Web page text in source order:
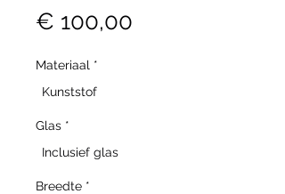
€ 100,00
Materiaal *
Kunststof
Glas *
Inclusief glas
Breedte *